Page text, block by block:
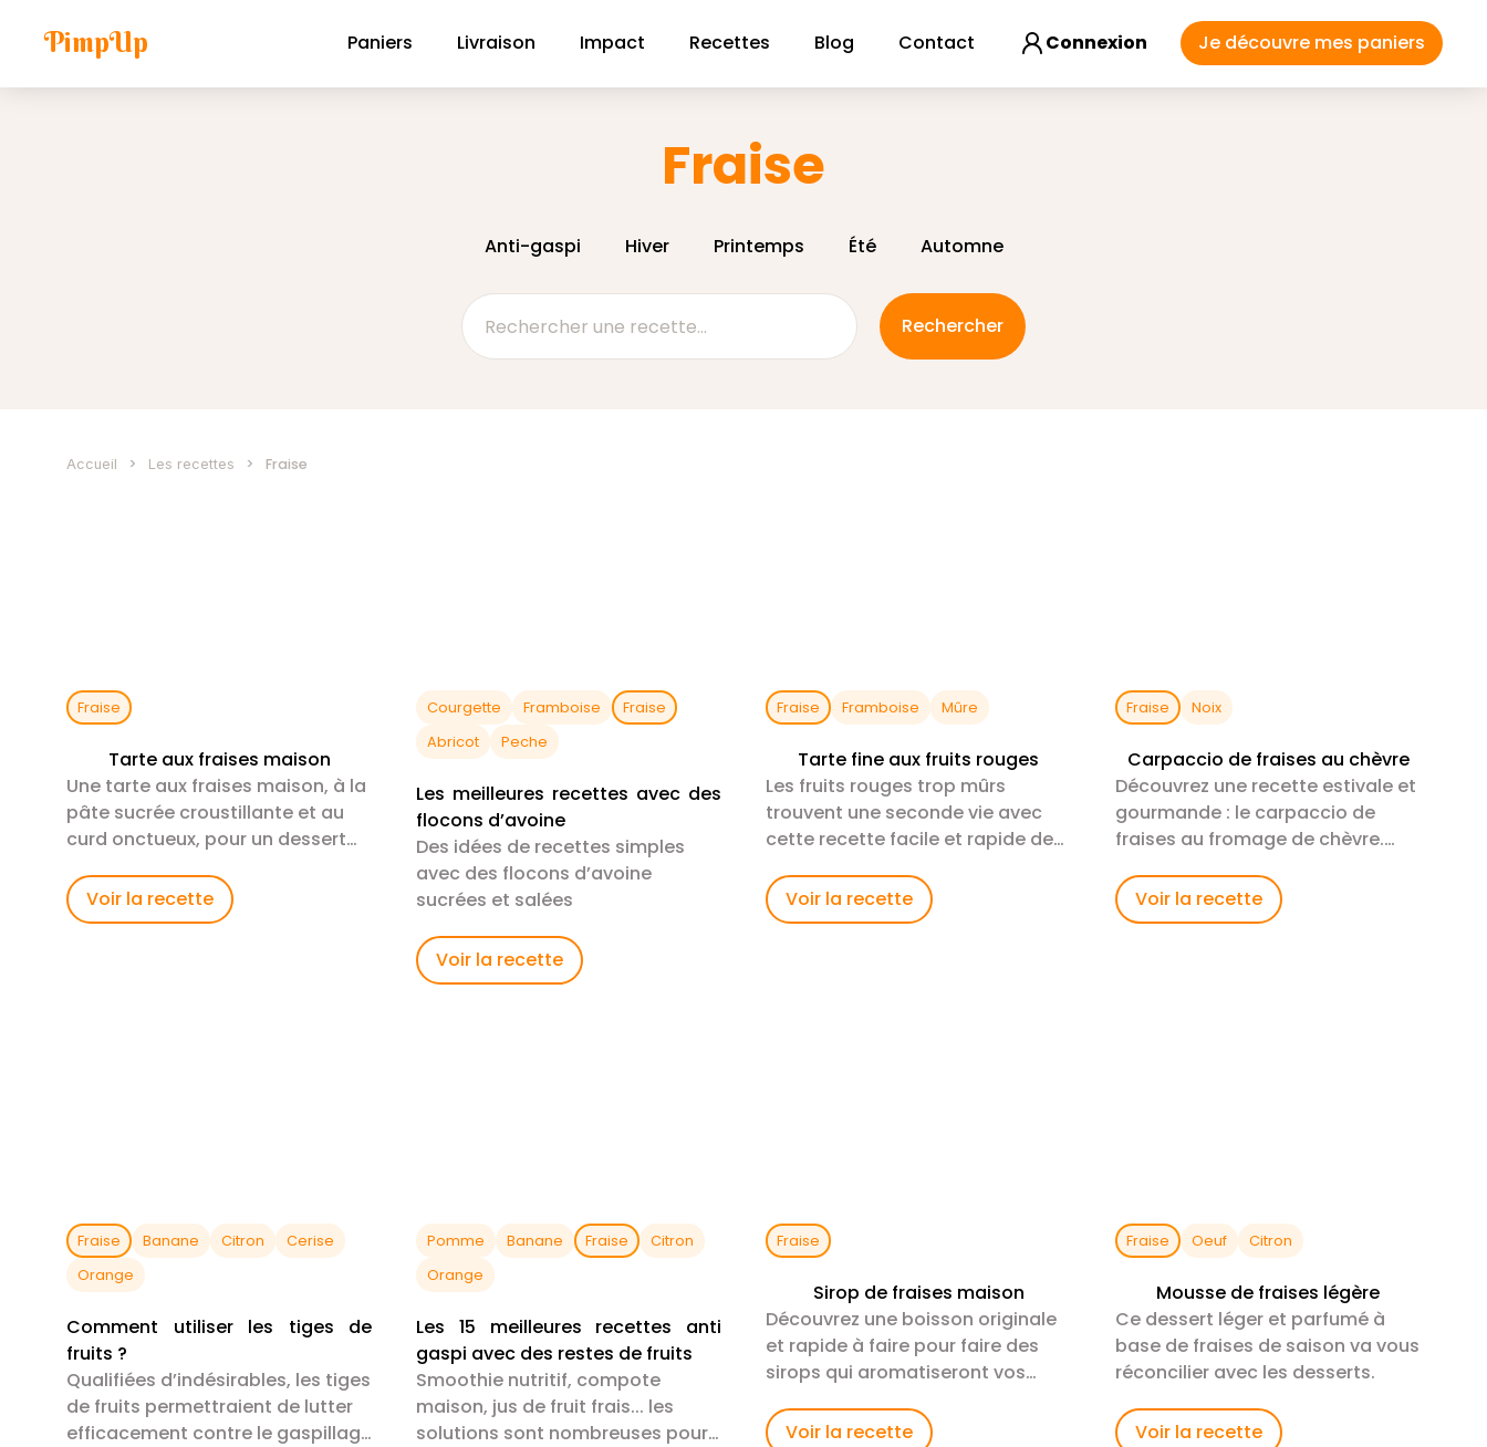
PimpUp Paniers Livraison Impact Recettes Blog Contact Connexion Je découvre mes paniers
Fraise
Anti-gaspi Hiver Printemps Été Automne
Accueil > Les recettes > Fraise
Fraise
Tarte aux fraises maison
Une tarte aux fraises maison, à la
pâte sucrée croustillante et au
curd onctueux, pour un dessert
les fruits de sai
Voir la recette
Courgette Framboise
Fraise
Abricot
Peche
Les meilleures recettes avec des
flocons d’avoine
Des idées de recettes simples
avec des flocons d’avoine
sucrées et salées
Voir la recette
Fraise Framboise Mûre
Tarte fine aux fruits rouges
Les fruits rouges trop mûrs
trouvent une seconde vie avec
cette recette facile et rapide de
gourmande.
Voir la recette
Fraise Noix
Carpaccio de fraises au chèvre
Découvrez une recette estivale et
gourmande : le carpaccio de
fraises au fromage de chèvre.
Voir la recette
Fraise Banane Citron
Cerise
Orange
Comment utiliser les tiges de
fruits ?
Qualifiées d’indésirables, les tiges
de fruits permettraient de lutter
efficacement contre le gaspillage
Pomme Banane Fraise
Citron
Orange
Les 15 meilleures recettes anti
gaspi avec des restes de fruits
Smoothie nutritif, compote
maison, jus de fruit frais... les
solutions sont nombreuses pour
Fraise
Sirop de fraises maison
Découvrez une boisson originale
et rapide à faire pour faire des
sirops qui aromatiseront vos
Voir la recette
Fraise Oeuf Citron
Mousse de fraises légère
Ce dessert léger et parfumé à
base de fraises de saison va vous
réconcilier avec les desserts.
Voir la recette